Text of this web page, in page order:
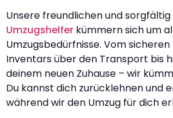
Unsere freundlichen und
Umzugshelfer kümmern sich um
Umzugsbedürfnisse. Vom
Inventars über den Transport bis
deinem neuen Zuhause – wir
Du kannst dich zurücklehnen und
während wir den Umzug für dich